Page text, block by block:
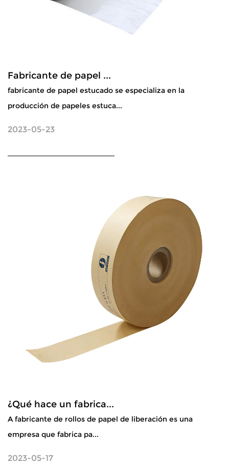
Fabricante de papel ...
fabricante de papel estucado se especializa en la
producción de papeles estuca...
2023-05-23
¿Qué hace un fabrica...
A fabricante de rollos de papel de liberación es una
empresa que fabrica pa...
2023-05-17